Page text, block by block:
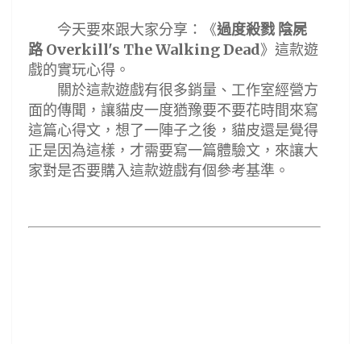
今天要來跟大家分享 ：《過度殺戮 陰屍
路Overkill's The Walking Dead》 這款遊
戲的實玩心得。
關於這款遊戲有很多銷量 、工作室經營方
面的傳聞，讓貓皮一度猶豫要不要花時間來寫
這篇心得文，想了一陣子之後，貓皮還是覺得
正是因為這樣，才需要寫一篇體驗文，來讓大
家對是否要購入這款遊戲有個參考基準。